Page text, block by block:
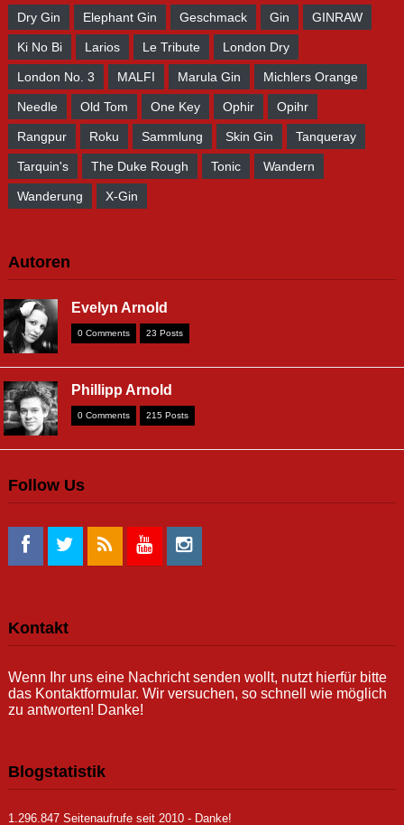
Dry Gin Elephant Gin Geschmack Gin GINRAW
Ki No Bi Larios Le Tribute London Dry
London No. 3 MALFI Marula Gin Michlers Orange
Needle Old Tom One Key Ophir Opihr
Rangpur Roku Sammlung Skin Gin Tanqueray
Tarquin's The Duke Rough Tonic Wandern
Wanderung X-Gin
Autoren
Evelyn Arnold
0 Comments 23 Posts
Phillipp Arnold
0 Comments 215 Posts
Follow Us
Kontakt
Wenn Ihr uns eine Nachricht senden wollt, nutzt hierfür bitte
das Kontaktformular. Wir versuchen, so schnell wie möglich
zu antworten! Danke!
Blogstatistik
1.296.847 Seitenaufrufe seit 2010 - Danke!